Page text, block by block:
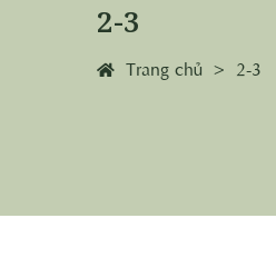
2-3
Trang chủ 2-3